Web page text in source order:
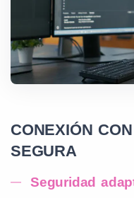
CONEXIÓN
SEGURA
Seguridad